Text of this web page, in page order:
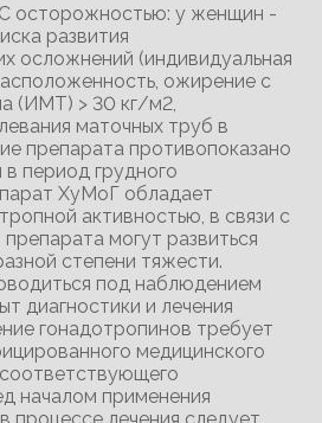
осторожностью: у женщин -
развития
осложнений (индивидуальная
ожирение с
(ИМТ) > 30 кг/м2,
маточных труб в
препарата противопоказано
период грудного
ХуМоГ обладает
активностью, в связи с
могут развиться
степени тяжести.
под наблюдением
диагностики и лечения
гонадотропинов требует
медицинского
началом применения